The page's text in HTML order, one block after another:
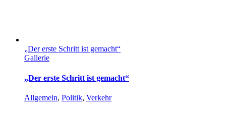
„Der erste Schritt ist gemacht“
Gallerie
„Der erste Schritt ist gemacht“
Allgemein, Politik, Verkehr